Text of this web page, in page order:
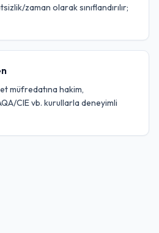
zaman olarak sınıflandırılır;
müfredatına hakim,
CIE vb. kurullarla deneyimli